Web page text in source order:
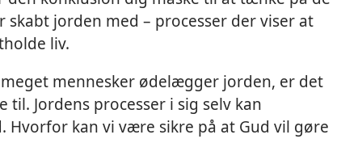
skabt jorden med – processer der viser at
liv.
mennesker ødelægger jorden, er det
til. Jordens processer i sig selv kan
Hvorfor kan vi være sikre på at Gud vil gøre